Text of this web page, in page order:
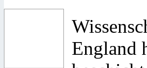
England